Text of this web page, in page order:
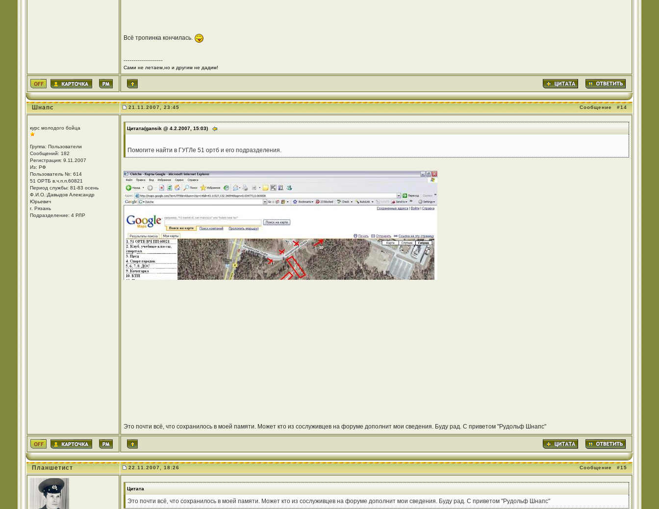
Всё тропинка кончилась.
--------------------
Сами не летаем,но и другим не дадим!
Шнапс 21.11.2007, 23:45 Сообщение #14
курс молодого бойца
Группа: Пользователи
Сообщений: 182
Регистрация: 9.11.2007
Из: РФ
Пользователь №: 614
51 ОРТБ в.ч.п.п.60821
Период службы: 81-83 осень
Ф.И.О.:Давыдов Александр
Юрьевич
г. Рязань
Подразделение: 4 РЛР
Цитата(gansik @ 4.2.2007, 15:03)
Помогите найти в ГУГЛе 51 ортб и его подразделения.
Это почти всё, что сохранилось в моей памяти. Может кто из сослуживцев на форуме дополнит мои сведения. Буду рад. С приветом "Рудольф Шнапс"
Планшетист 22.11.2007, 18:26 Сообщение #15
Цитата
Это почти всё, что сохранилось в моей памяти. Может кто из сослуживцев на форуме дополнит мои сведения. Буду рад. С приветом "Рудольф Шнапс"